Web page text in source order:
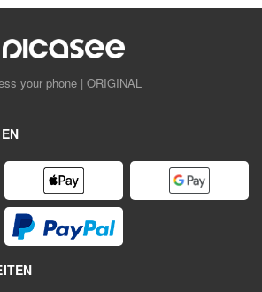
your phone | ORIGINAL